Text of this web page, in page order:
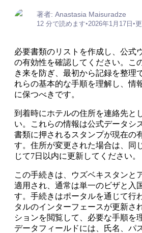
著者: Anastasia Maisuradze
12 分で読めます•2026年1月17日 •
必要書類のリストを作成し、公式
の有効性を確認してください。こ
き来を防ぎ、最初から記録を整理
れらの基本的な手順を理解し、情
に保つべきです。
到着時にホテルの住所を連絡先と
い。これらの情報は公式データシ
書類に押されるスタンプが現在の
す。住所が変更された場合は、同
じて7日以内に更新してください。
この手続きは、ウズベキスタンと
適用され、通常は単一のビザと入
す。手続きはポータルを通じて行
タルのインターフェースが更新さ
ションを閲覧して、必要な手順を
データフィールドには、氏名、パ